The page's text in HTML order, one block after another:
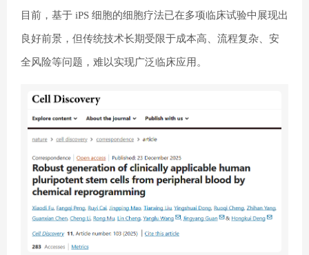
目前，基于 iPS 细胞的细胞疗法已在多项临床试验中展现出
良好前景，但传统技术长期受限于成本高、流程复杂、安
全风险等问题，难以实现广泛临床应用。